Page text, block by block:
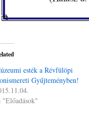
esték a Révfülöpi
Gyűjteményben!
"Előadások"